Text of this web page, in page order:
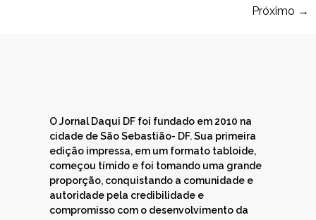
Próximo →
O Jornal Daqui DF foi fundado em 2010 na
cidade de São Sebastião- DF. Sua primeira
edição impressa, em um formato tabloide,
começou tímido e foi tomando uma grande
proporção, conquistando a comunidade e
autoridade pela credibilidade e
compromisso com o desenvolvimento da